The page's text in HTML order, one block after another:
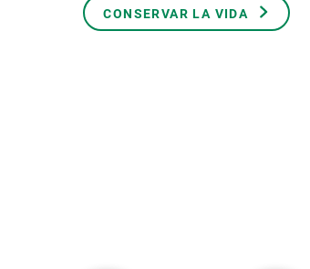
CONSERVAR LA VIDA